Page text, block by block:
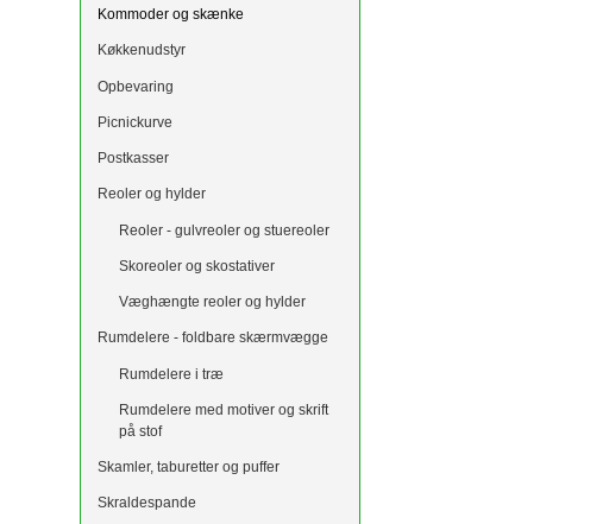
Kommoder og skænke
Køkkenudstyr
Opbevaring
Picnickurve
Postkasser
Reoler og hylder
Reoler - gulvreoler og stuereoler
Skoreoler og skostativer
Væghængte reoler og hylder
Rumdelere - foldbare skærmvægge
Rumdelere i træ
Rumdelere med motiver og skrift
på stof
Skamler, taburetter og puffer
Skraldespande